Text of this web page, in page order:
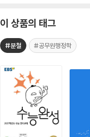
이 상품의 태그
#분철 #공무원행정학